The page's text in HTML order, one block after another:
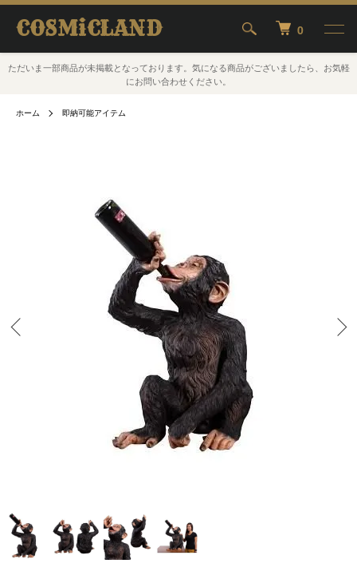
COSMiCLAND 0
ただいま一部商品が未掲載となっております。気になる商品がございましたら、お気軽
にお問い合わせください。
ホーム 即納可能アイテム